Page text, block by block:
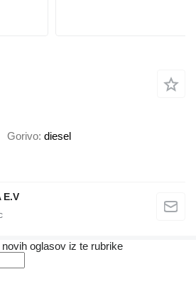
Gorivo diesel
E.V
oglasov iz te rubrike